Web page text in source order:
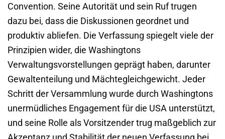
Convention. Seine Autorität und sein Ruf trugen
dazu bei, dass die Diskussionen geordnet und
produktiv abliefen. Die Verfassung spiegelt viele der
Prinzipien wider, die Washingtons
Verwaltungsvorstellungen geprägt haben, darunter
Gewaltenteilung und Mächtegleichgewicht. Jeder
Schritt der Versammlung wurde durch Washingtons
unermüdliches Engagement für die USA unterstützt,
und seine Rolle als Vorsitzender trug maßgeblich zur